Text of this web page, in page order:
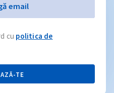
email
cu politica de
TE